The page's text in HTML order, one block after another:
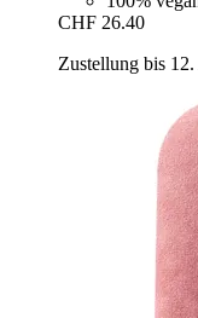
CHF 26.40
Zustellung bis